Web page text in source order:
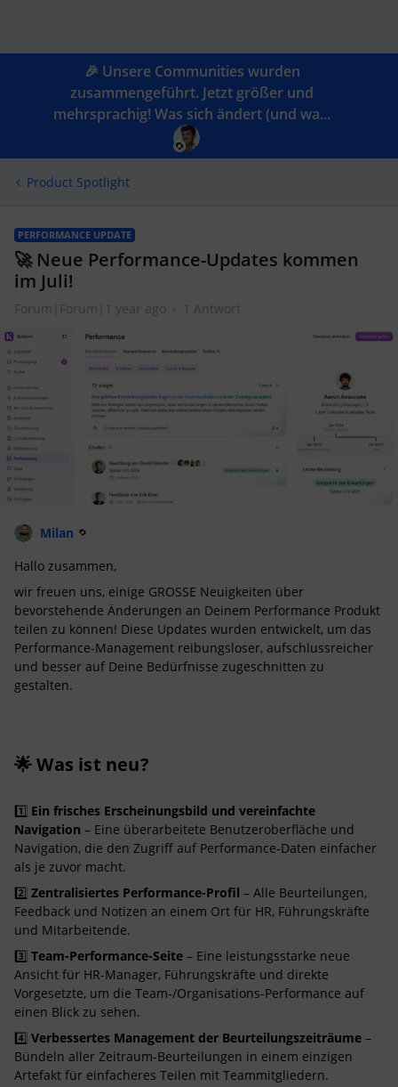
🎉 Unsere Communities wurden
zusammengeführt. Jetzt größer und
mehrsprachig! Was sich ändert (und wa...
Product Spotlight
PERFORMANCE UPDATE
🚀 Neue Performance-Updates kommen
im Juli!
Forum|Forum|1 year ago 1 Antwort
Milan
Hallo zusammen,
wir freuen uns, einige GROSSE Neuigkeiten über
bevorstehende Änderungen an Deinem Performance Produkt
teilen zu können! Diese Updates wurden entwickelt, um das
Performance-Management reibungsloser, aufschlussreicher
und besser auf Deine Bedürfnisse zugeschnitten zu
gestalten.
🌟 Was ist neu?
1️⃣ Ein frisches Erscheinungsbild und vereinfachte
Navigation – Eine überarbeitete Benutzeroberfläche und
Navigation, die den Zugriff auf Performance-Daten einfacher
als je zuvor macht.
2️⃣ Zentralisiertes Performance-Profil – Alle Beurteilungen,
Feedback und Notizen an einem Ort für HR, Führungskräfte
und Mitarbeitende.
3️⃣ Team-Performance-Seite – Eine leistungsstarke neue
Ansicht für HR-Manager, Führungskräfte und direkte
Vorgesetzte, um die Team-/Organisations-Performance auf
einen Blick zu sehen.
4️⃣ Verbessertes Management der Beurteilungszeiträume –
Bündeln aller Zeitraum-Beurteilungen in einem einzigen
Artefakt für einfacheres Teilen mit Teammitgliedern.